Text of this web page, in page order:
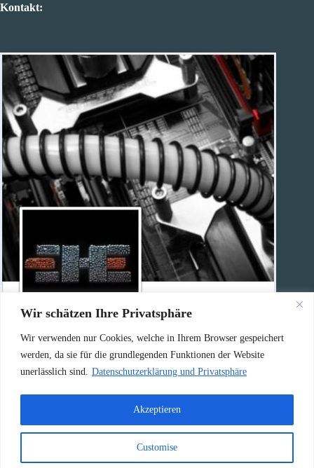
Wir schätzen Ihre Privatsphäre
Wir verwenden nur Cookies, welche in Ihrem Browser gespeichert
werden, da sie für die grundlegenden Funktionen der Website
unerlässlich sind.
Datenschutzerklärung und Privatsphäre
Customise
Akzeptieren
Kontakt:
Haben Sie eine Frage?
0156 / 79630356
Oder schicken Sie eine E-Mail an:
info@highend-computer.de
Copyright © 2026 - Highend Computer GmbH